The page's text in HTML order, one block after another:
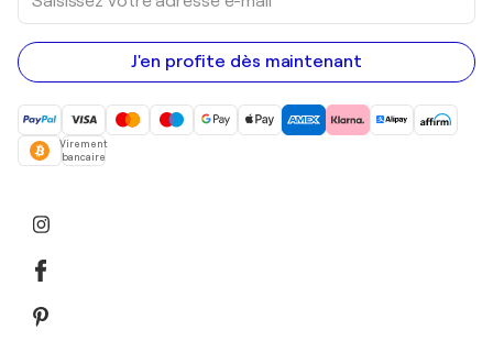
votre
adresse
e-
mail
J'en profite dès maintenant
Virement
bancaire